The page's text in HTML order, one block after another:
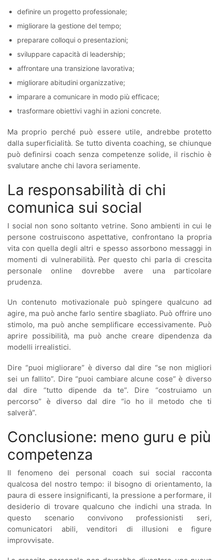
definire un progetto professionale;
migliorare la gestione del tempo;
preparare colloqui o presentazioni;
sviluppare capacità di leadership;
affrontare una transizione lavorativa;
migliorare abitudini organizzative;
imparare a comunicare in modo più efficace;
trasformare obiettivi vaghi in azioni concrete.
Ma proprio perché può essere utile, andrebbe protetto
dalla superficialità. Se tutto diventa coaching, se chiunque
può definirsi coach senza competenze solide, il rischio è
svalutare anche chi lavora seriamente.
La responsabilità di chi
comunica sui social
I social non sono soltanto vetrine. Sono ambienti in cui le
persone costruiscono aspettative, confrontano la propria
vita con quella degli altri e spesso assorbono messaggi in
momenti di vulnerabilità. Per questo chi parla di crescita
personale online dovrebbe avere una particolare
prudenza.
Un contenuto motivazionale può spingere qualcuno ad
agire, ma può anche farlo sentire sbagliato. Può offrire uno
stimolo, ma può anche semplificare eccessivamente. Può
aprire possibilità, ma può anche creare dipendenza da
modelli irrealistici.
Dire “puoi migliorare” è diverso dal dire “se non migliori
sei un fallito”. Dire “puoi cambiare alcune cose” è diverso
dal dire “tutto dipende da te”. Dire “costruiamo un
percorso” è diverso dal dire “io ho il metodo che ti
salverà”.
Conclusione: meno guru e più
competenza
Il fenomeno dei personal coach sui social racconta
qualcosa del nostro tempo: il bisogno di orientamento, la
paura di essere insignificanti, la pressione a performare, il
desiderio di trovare qualcuno che indichi una strada. In
questo scenario convivono professionisti seri,
comunicatori abili, venditori di illusioni e figure
improvvisate.